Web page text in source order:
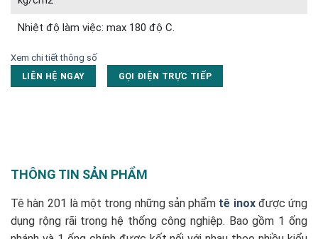
Nhiệt độ làm việc: max 180 độ C.
Xem chi tiết thông số
LIÊN HỆ NGAY
GỌI ĐIỆN TRỰC TIẾP
THÔNG TIN SẢN PHẨM
Tê hàn 201 là một trong những sản phẩm tê inoxđược ứng
dụng rộng rãi trong hệ thống công nghiệp. Bao gồm 1 ống